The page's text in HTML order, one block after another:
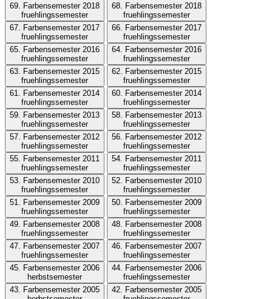
69. Farbensemester 2018
fruehlingssemester
68. Farbensemester 2018
fruehlingssemester
67. Farbensemester 2017
fruehlingssemester
66. Farbensemester 2017
fruehlingssemester
65. Farbensemester 2016
fruehlingssemester
64. Farbensemester 2016
fruehlingssemester
63. Farbensemester 2015
fruehlingssemester
62. Farbensemester 2015
fruehlingssemester
61. Farbensemester 2014
fruehlingssemester
60. Farbensemester 2014
fruehlingssemester
59. Farbensemester 2013
fruehlingssemester
58. Farbensemester 2013
fruehlingssemester
57. Farbensemester 2012
fruehlingssemester
56. Farbensemester 2012
fruehlingssemester
55. Farbensemester 2011
fruehlingssemester
54. Farbensemester 2011
fruehlingssemester
53. Farbensemester 2010
fruehlingssemester
52. Farbensemester 2010
fruehlingssemester
51. Farbensemester 2009
fruehlingssemester
50. Farbensemester 2009
fruehlingssemester
49. Farbensemester 2008
fruehlingssemester
48. Farbensemester 2008
fruehlingssemester
47. Farbensemester 2007
fruehlingssemester
46. Farbensemester 2007
fruehlingssemester
45. Farbensemester 2006
herbstsemester
44. Farbensemester 2006
fruehlingssemester
43. Farbensemester 2005
42. Farbensemester 2005